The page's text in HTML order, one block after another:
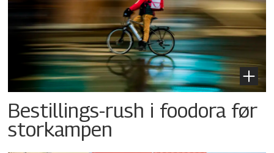
Bestillings-rush i foodora før
storkampen